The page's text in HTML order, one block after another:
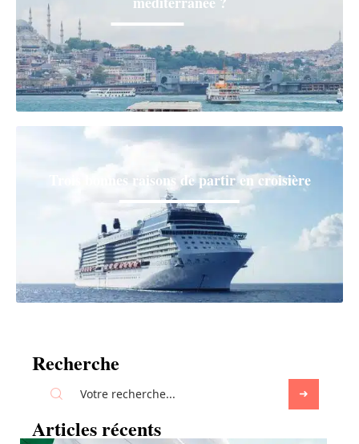
Trois bonnes raisons de partir en croisière
Recherche
Articles récents